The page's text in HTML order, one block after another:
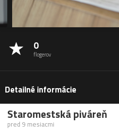
0
flogerov
Detailné informácie
Staromestská piváreň
pred 9 mesiacmi